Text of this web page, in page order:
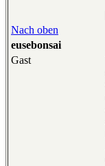
Nach oben
eusebonsai
Gast